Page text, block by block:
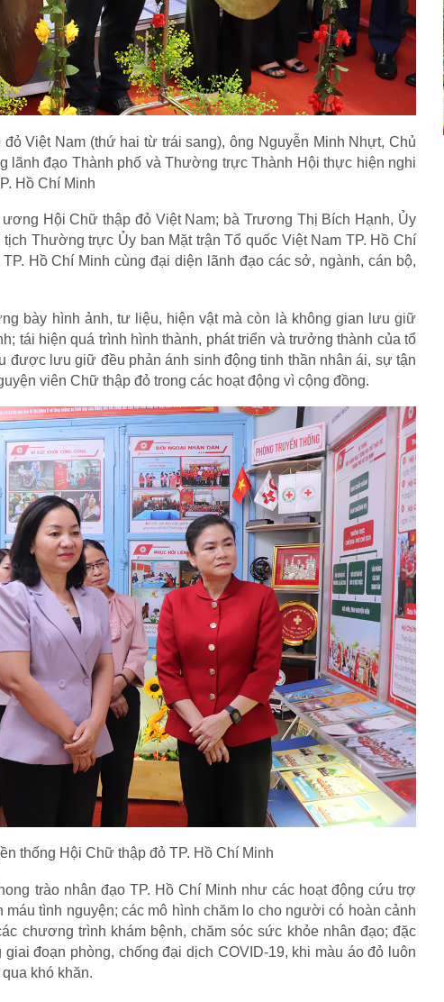
Việt Nam (thứ hai từ trái sang), ông Nguyễn Minh Nhựt, Chủ
lãnh đạo Thành phố và Thường trực Thành Hội thực hiện nghi
Hồ Chí Minh
Hội Chữ thập đỏ Việt Nam; bà Trương Thị Bích Hạnh, Ủy
Thường trực Ủy ban Mặt trận Tổ quốc Việt Nam TP. Hồ Chí
Hồ Chí Minh cùng đại diện lãnh đạo các sở, ngành, cán bộ,
bày hình ảnh, tư liệu, hiện vật mà còn là không gian lưu giữ
tái hiện quá trình hình thành, phát triển và trưởng thành của tổ
được lưu giữ đều phản ánh sinh động tinh thần nhân ái, sự tận
viên Chữ thập đỏ trong các hoạt động vì cộng đồng.
thống Hội Chữ thập đỏ TP. Hồ Chí Minh
trào nhân đạo TP. Hồ Chí Minh như các hoạt động cứu trợ
tình nguyện; các mô hình chăm lo cho người có hoàn cảnh
chương trình khám bệnh, chăm sóc sức khỏe nhân đạo; đặc
đoạn phòng, chống đại dịch COVID-19, khi màu áo đỏ luôn
khó khăn.